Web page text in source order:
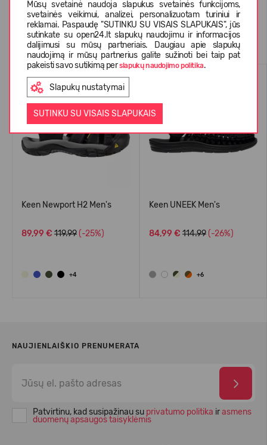
Mūsų svetainė naudoja slapukus svetainės funkcijoms,
svetainės veikimui, analizei, personalizuotam turiniui ir
reklamai. Paspaudę "SUTINKU SU VISAIS SLAPUKAIS", jūs
sutinkate su open24.lt slapukų naudojimu ir informacijos
dalijimusi su mūsų partneriais. Daugiau apie slapukų
naudojimą ir mūsų partnerius galite sužinoti bei taip pat
pakeisti savo sutikimą perslapukų naudojimo politika.
Slapukų nustatymai
SUTINKU SU VISAIS SLAPUKAIS
Panašios prekės
-25%
Keen Newport H2 Men's
89,99 € 119.99 (-25%)
+4
Keen UNEEK Men's
84,99 € 114.99 (-26%)
+6
NAUJIENLAIŠKIO PRENUMERATA
Patvirtinu, kad susipažinau su privatumo politika irasmens
duomenų apsaugos taisyklėmis